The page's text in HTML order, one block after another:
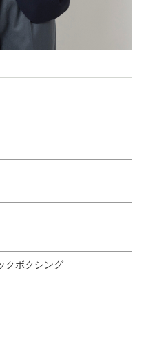
クボクシング